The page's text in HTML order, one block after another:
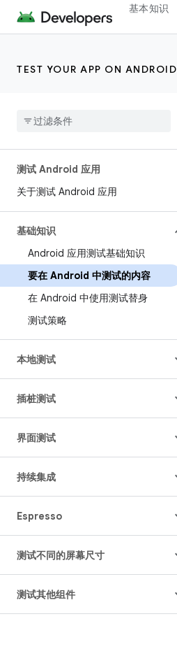
基本知识
TEST YOUR APP ON ANDROID
测试 Android 应用
关于测试 Android 应用
基础知识
Android 应用测试基础知识
要在 Android 中测试的内容
在 Android 中使用测试替身
测试策略
本地测试
插桩测试
界面测试
持续集成
Espresso
测试不同的屏幕尺寸
测试其他组件